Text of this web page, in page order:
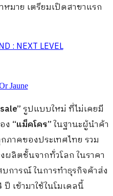
มาย เตรียมเปิดสาขาแรก
รูปแบบใหม่ ที่ไม่เคยมี
ง “แม็คโคร”ในฐานะผู้นำค้า
าคของประเทศไทย รวม
ลิตชั้นจากทั่วโลก ในราคา
การณ์ ในการทำธุรกิจค้าส่ง
เข้ามาใช้ในโมเดลนี้